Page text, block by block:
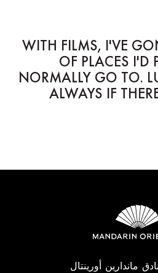
"WITH FILMS, I'VE
OF PLACES I'D
NORMALLY GO TO.
ALWAYS IF
ماندارين أورينتال